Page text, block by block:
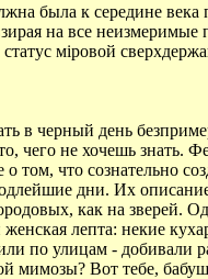
была к середине века
на все
мiровой
в черный день
чего не хочешь знать.
что сознательно
дни. Их
как на зверей.
лепта: некие
по улицам - добивали
мимозы? Вот тебе,